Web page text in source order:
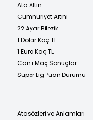
Ata Altın
Cumhuriyet Altını
22 Ayar Bilezik
1 Dolar Kaç TL
1 Euro Kaç TL
Canlı Maç Sonuçları
Süper Lig Puan Durumu
Atasözleri ve Anlamları